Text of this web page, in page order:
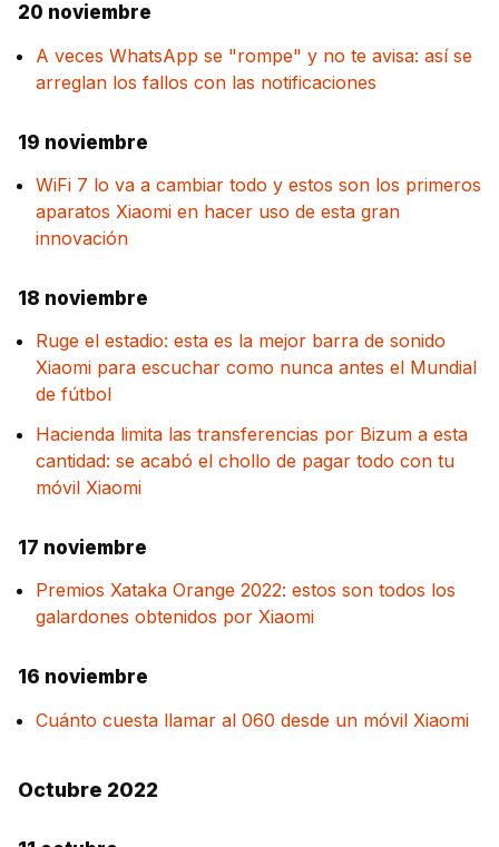
20 noviembre
A veces WhatsApp se "rompe" y no te avisa: así se
arreglan los fallos con las notificaciones
19 noviembre
WiFi 7 lo va a cambiar todo y estos son los primeros
aparatos Xiaomi en hacer uso de esta gran
innovación
18 noviembre
Ruge el estadio: esta es la mejor barra de sonido
Xiaomi para escuchar como nunca antes el Mundial
de fútbol
Hacienda limita las transferencias por Bizum a esta
cantidad: se acabó el chollo de pagar todo con tu
móvil Xiaomi
17 noviembre
Premios Xataka Orange 2022: estos son todos los
galardones obtenidos por Xiaomi
16 noviembre
Cuánto cuesta llamar al 060 desde un móvil Xiaomi
Octubre 2022